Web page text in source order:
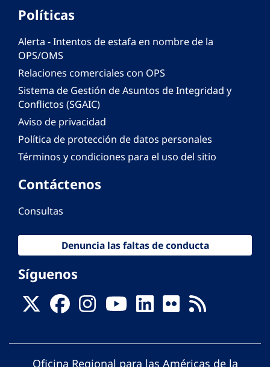
Políticas
Alerta - Intentos de estafa en nombre de la
OPS/OMS
Relaciones comerciales con OPS
Sistema de Gestión de Asuntos de Integridad y
Conflictos (SGAIC)
Aviso de privacidad
Política de protección de datos personales
Términos y condiciones para el uso del sitio
Contáctenos
Consultas
Denuncia las faltas de conducta
Síguenos
Oficina Regional para las Américas de la